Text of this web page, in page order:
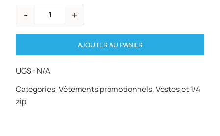
AJOUTER AU PANIER
UGS : N/A
Catégories:Vêtements promotionnels,Vestes et 1/4
zip